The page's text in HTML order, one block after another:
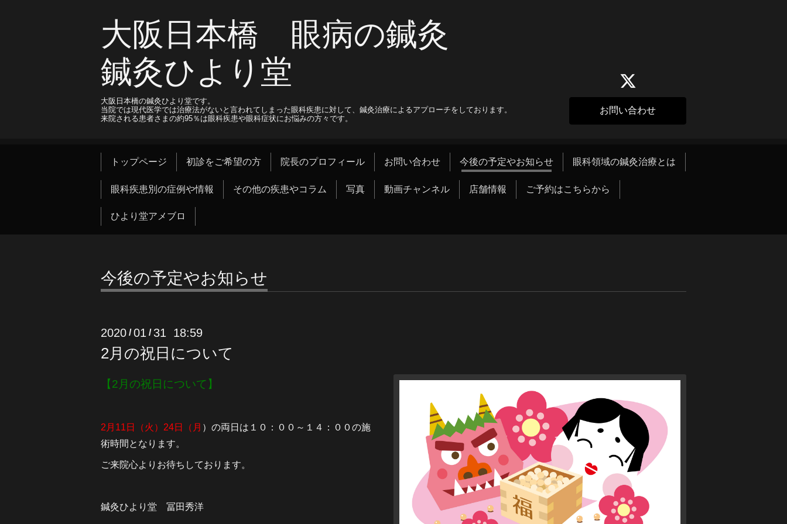
大阪日本橋 眼病の鍼灸
鍼灸ひより堂
大阪日本橋の鍼灸ひより堂です。
当院では現代医学では治療法がないと言われてしまった眼科疾患に対して、鍼灸治療によるアプローチをしております。
来院される患者さまの約95％は眼科疾患や眼科症状にお悩みの方々です。
お問い合わせ
トップページ 初診をご希望の方 院長のプロフィール お問い合わせ 今後の予定やお知らせ 眼科領域の鍼灸治療とは
眼科疾患別の症例や情報 その他の疾患やコラム 写真 動画チャンネル 店舗情報 ご予約はこちらから
ひより堂アメブロ
今後の予定やお知らせ
2020 /01 / 31 18:59
2月の祝日について
【2月の祝日について】
2月11日（火）24日（月 ）の両日は１０：００～１４：００の施
術時間となります。
ご来院心よりお待ちしております。
鍼灸ひより堂 冨田秀洋